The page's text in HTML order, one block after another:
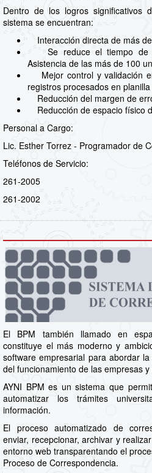
Dentro de los logros significativos
sistema se encuentran:
Interacción directa de más
Se reduce el tiempo de
Asistencia de las más de 100
Mejor control y validación
registros procesados en
Reducción del margen de
Reducción de espacio físico
Personal a Cargo:
Lic. Esther Torrez - Programador de
Teléfonos de Servicio:
261-2005
261-2002
El BPM también llamado en
constituye el más moderno y
software empresarial para abordar
del funcionamiento de las empresas
AYNI BPM es un sistema que
automatizar los trámites
información.
El proceso automatizado de
enviar, recepcionar, archivar y
entorno web transparentando el
Proceso de Correspondencia.